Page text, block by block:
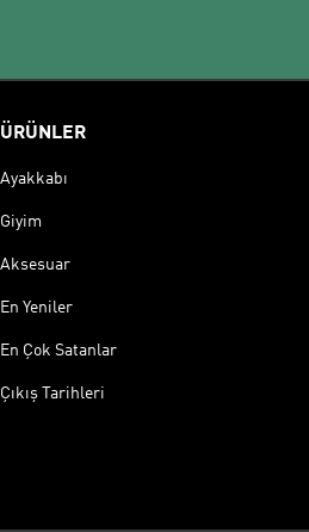
ÜRÜNLER
Ayakkabı
Giyim
Aksesuar
En Yeniler
En Çok Satanlar
Çıkış Tarihleri